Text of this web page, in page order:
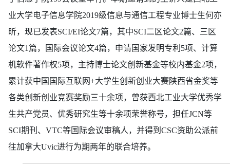
业大学电子信息学院2019级信息与通信工程专业博士生何亦
昕，现已发表SCI/EI论文7篇，其中SCI二区论文2篇、三区
论文1篇，国际会议论文4篇，申请国家发明专利5项、计算
机软件著作权5项，主持博士论文创新基金等校内基金2项，
累计获中国国际互联网+大学生创新创业大赛陕西省金奖等
各类创新创业竞赛奖励三十余项，曾获西北工业大学优秀学
生共产党员、优秀研究生等十余项荣誉称号，担任JCN等
SCI期刊、VTC等国际会议审稿人，并得到CSC资助公派前
往加拿大Uvic进行为期两年的联合培养。